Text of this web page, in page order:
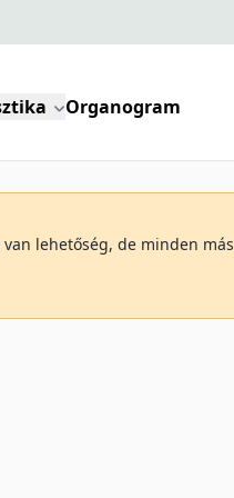
Organogram
lehetőség, de minden más